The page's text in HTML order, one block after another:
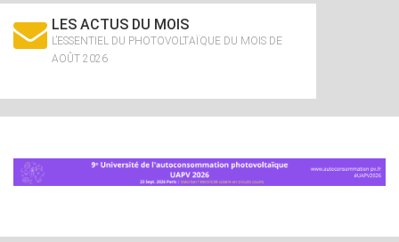
LES ACTUS DU MOIS
L’ESSENTIEL DU PHOTOVOLTAÏQUE DU MOIS DE
AOÛT 2026